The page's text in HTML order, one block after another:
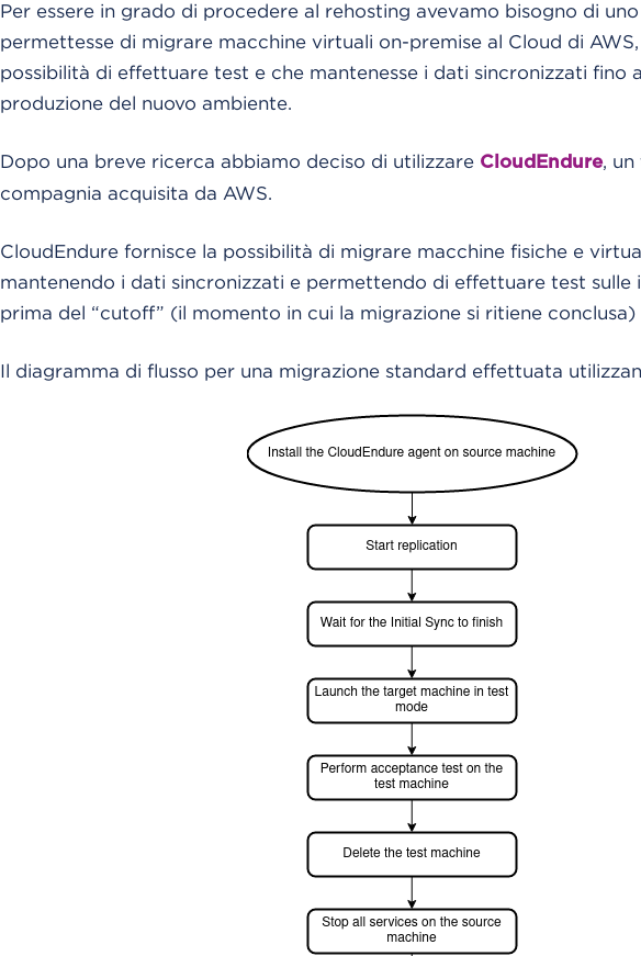
Per essere in grado di procedere al rehosting avevamo bisogno di
permettesse di migrare macchine virtuali on-premise al Cloud di
possibilità di effettuare test e che mantenesse i dati sincronizzati fino
produzione del nuovo ambiente.
Dopo una breve ricerca abbiamo deciso di utilizzare CloudEndure, un
compagnia acquisita da AWS.
CloudEndure fornisce la possibilità di migrare macchine fisiche e
mantenendo i dati sincronizzati e permettendo di effettuare test sulle
prima del “cutoff” (il momento in cui la migrazione si ritiene conclusa)
Il diagramma di flusso per una migrazione standard effettuata